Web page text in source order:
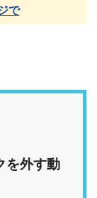
で
を外す動